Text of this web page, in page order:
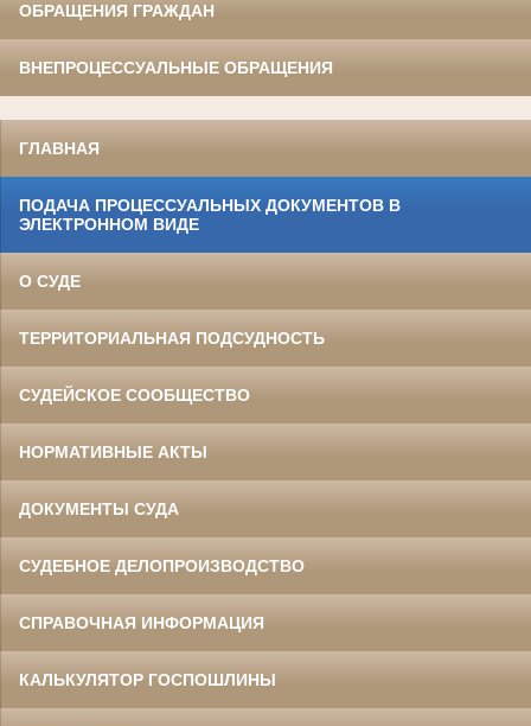
ОБРАЩЕНИЯ ГРАЖДАН
ВНЕПРОЦЕССУАЛЬНЫЕ ОБРАЩЕНИЯ
ГЛАВНАЯ
ПОДАЧА ПРОЦЕССУАЛЬНЫХ ДОКУМЕНТОВ В
ЭЛЕКТРОННОМ ВИДЕ
О СУДЕ
ТЕРРИТОРИАЛЬНАЯ ПОДСУДНОСТЬ
СУДЕЙСКОЕ СООБЩЕСТВО
НОРМАТИВНЫЕ АКТЫ
ДОКУМЕНТЫ СУДА
СУДЕБНОЕ ДЕЛОПРОИЗВОДСТВО
СПРАВОЧНАЯ ИНФОРМАЦИЯ
КАЛЬКУЛЯТОР ГОСПОШЛИНЫ